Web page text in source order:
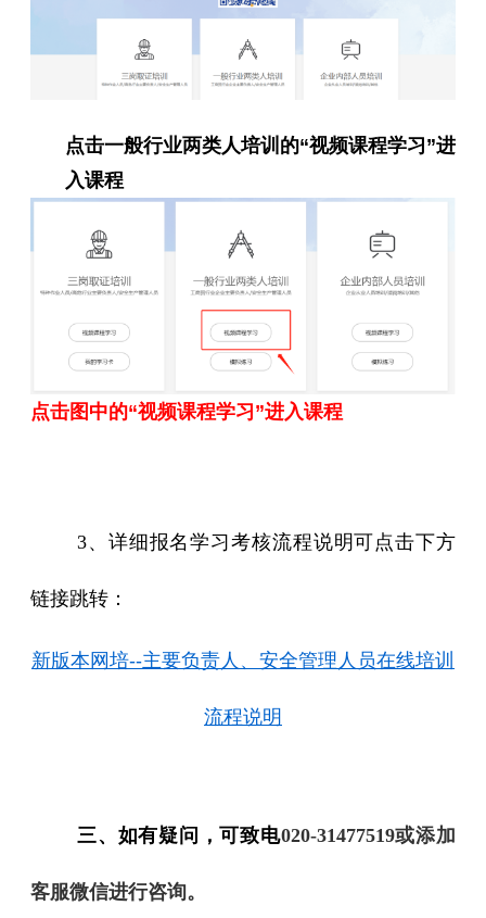
点击一般行业两类人培训的“视频课程学习”进
入课程
点击图中的“视频课程学习”进入课程
3、详细报名学习考核流程说明可点击下方
链接跳转：
新版本网培--主要负责人、安全管理人员在线培训
流程说明
三、如有疑问，可致电020-31477519或添加
客服微信进行咨询。